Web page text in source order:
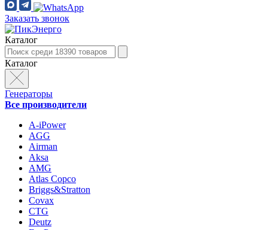
Заказать звонок
Каталог
Каталог
Генераторы
Все производители
A-iPower
AGG
Airman
Aksa
AMG
Atlas Copco
Briggs&Stratton
Covax
CTG
Deutz